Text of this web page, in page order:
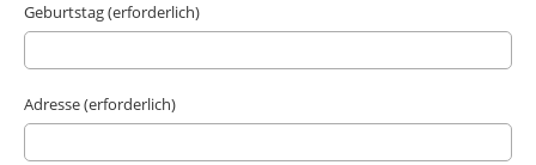
Geburtstag (erforderlich)
Adresse (erforderlich)